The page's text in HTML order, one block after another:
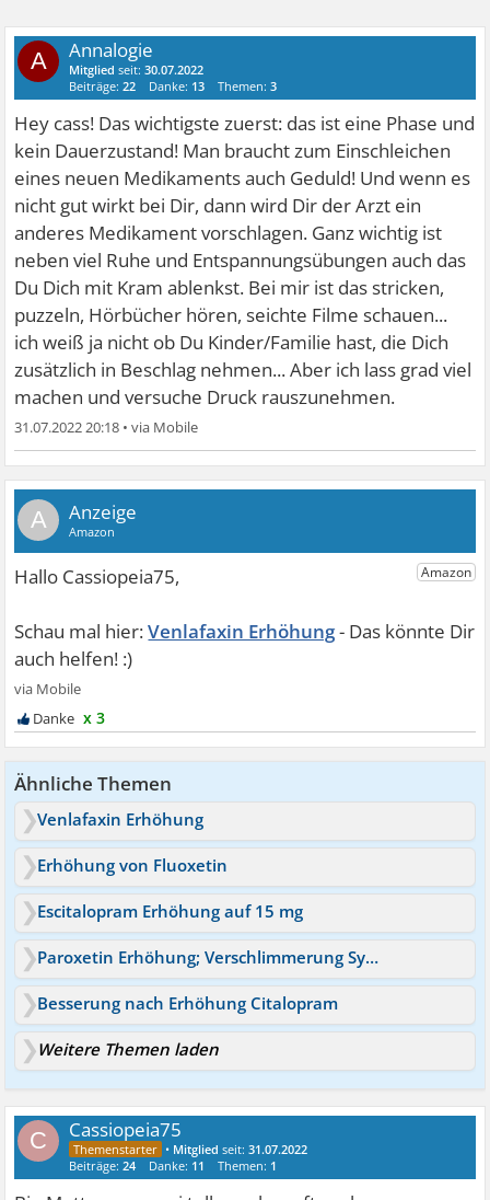
A Annalogie
Mitglied seit:30.07.2022
Beiträge:22 Danke: 13 Themen:3
Hey cass! Das wichtigste zuerst: das ist eine Phase und
kein Dauerzustand! Man braucht zum Einschleichen
eines neuen Medikaments auch Geduld! Und wenn es
nicht gut wirkt bei Dir, dann wird Dir der Arzt ein
anderes Medikament vorschlagen. Ganz wichtig ist
neben viel Ruhe und Entspannungsübungen auch das
Du Dich mit Kram ablenkst. Bei mir ist das stricken,
puzzeln, Hörbücher hören, seichte Filme schauen...
ich weiß ja nicht ob Du Kinder/Familie hast, die Dich
zusätzlich in Beschlag nehmen... Aber ich lass grad viel
machen und versuche Druck rauszunehmen.
31.07.2022 20:18 •
A
Venlafaxin Erhöhung
x 3
Ähnliche Themen
Venlafaxin Erhöhung
Erhöhung von Fluoxetin
Escitalopram Erhöhung auf 15 mg
Paroxetin Erhöhung; Verschlimmerung Symptome
Besserung nach Erhöhung Citalopram
Weitere Themen laden
C Cassiopeia75
• Mitglied seit:31.07.2022
Beiträge:24 Danke: 11 Themen: 1